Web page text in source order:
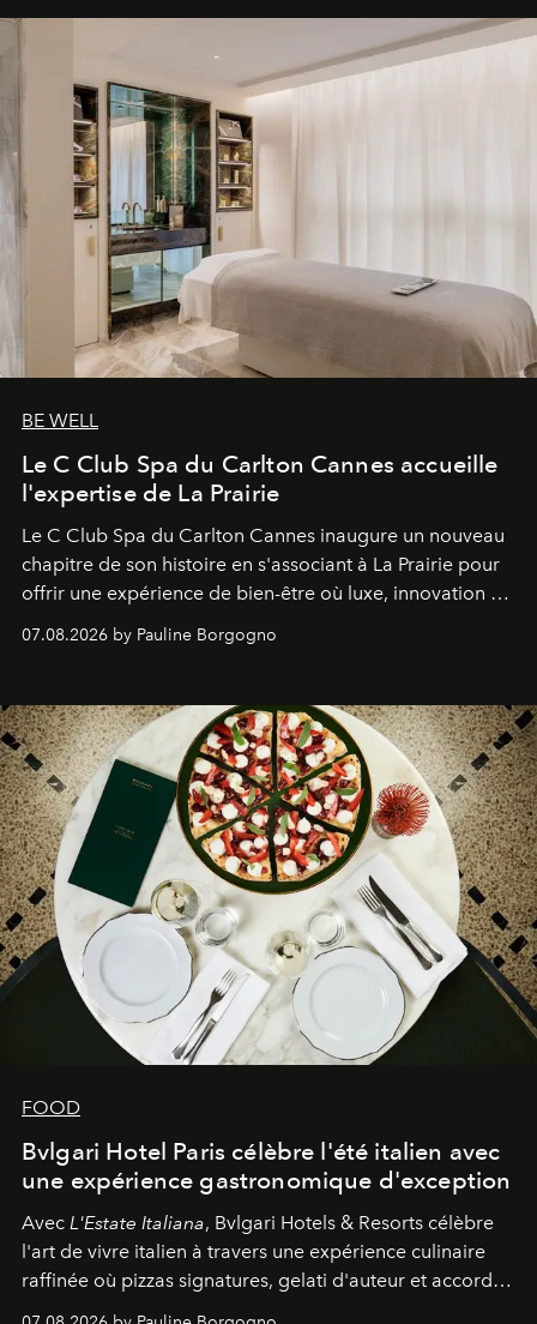
BE WELL
Le C Club Spa du Carlton Cannes accueille
l'expertise de La Prairie
Le C Club Spa du Carlton Cannes inaugure un nouveau
chapitre de son histoire en s'associant à La Prairie pour
offrir une expérience de bien-être où luxe, innovation et
expertise se rencontrent.
07.08.2026 by Pauline Borgogno
FOOD
Bvlgari Hotel Paris célèbre l'été italien avec
une expérience gastronomique d'exception
Avec L'Estate Italiana, Bvlgari Hotels & Resorts célèbre
l'art de vivre italien à travers une expérience culinaire
raffinée où pizzas signatures, gelati d'auteur et accords
d'exception composent un véritable voyage sensoriel.